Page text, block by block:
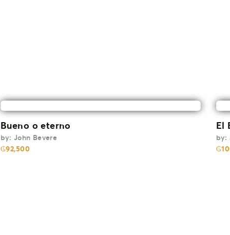
Bueno o eterno
by: John Bevere
₲92,500
El
by:
₲